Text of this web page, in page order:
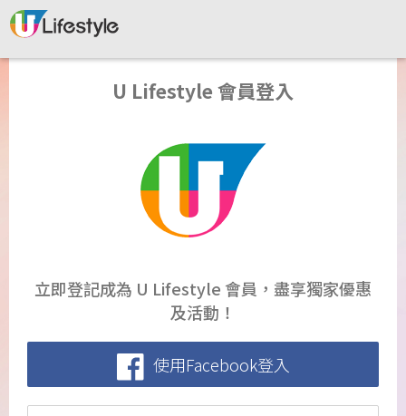
U Lifestyle 會員登入
立即登記成為 U Lifestyle 會員，盡享獨家優惠
及活動！
使用Facebook登入